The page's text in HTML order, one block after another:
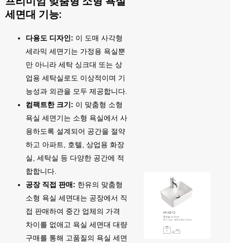
세면대 기능:
다용도 디자인: 이 도매 사각형
세라믹 세면기는 가정용 욕실뿐
만 아니라 세탁 싱크대 또는 상
업용 세탁실로도 이상적이며 기
능성과 외관을 모두 제공합니다.
컴팩트한 크기: 이 맞춤형 소형
욕실 세면기는 소형 욕실에서 사
용하도록 설계되어 공간을 절약
하고 아파트, 호텔, 상업용 화장
실, 세탁실 등 다양한 공간에 적
합합니다.
공장 직접 판매: 한유의 맞춤형
소형 욕실 세면대는 공장에서 직
접 판매하여 중간 업체의 가격
차이를 없애고 욕실 세면대 대량
구매를 통해 고품질의 욕실 세면